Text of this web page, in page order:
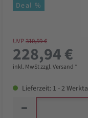
Deal %
UVP310,59 €
228,94 €
inkl. MwSt zzgl. Versand *
Lieferzeit: 1 - 2